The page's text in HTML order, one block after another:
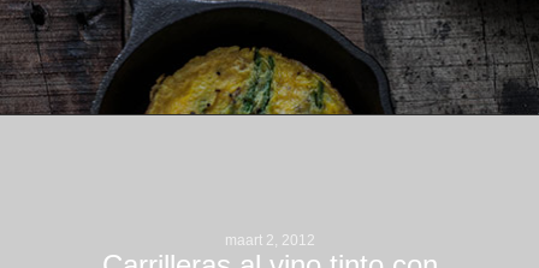
maart 2, 2012